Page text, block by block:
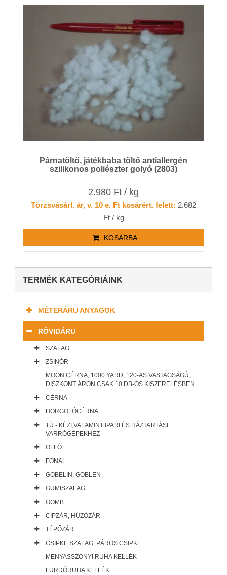
Párnatöltő, játékbaba töltő antiallergén
szilikonos poliészter golyó (2803)
2.980 Ft / kg
Törzsvásárl. ár, v. 10 e. Ft kosárért. felett: 2.682
Ft / kg
KOSÁRBA
TERMÉK KATEGÓRIÁINK
MÉTERÁRU ANYAGOK
RÖVIDÁRU
SZALAG
ZSINÓR
MOON CÉRNA, 1000 YARD, 120-AS VASTAGSÁGÚ,
DISZKONT ÁRON CSAK 10 DB-OS KISZERELÉSBEN
CÉRNA
HORGOLÓCÉRNA
TŰ - KÉZI,VALAMINT IPARI ÉS HÁZTARTÁSI
VARRÓGÉPEKHEZ
OLLÓ
FONAL
GOBELIN, GOBLEN
GUMISZALAG
GOMB
CIPZÁR, HÚZÓZÁR
TÉPŐZÁR
CSIPKE SZALAG, PÁROS CSIPKE
MENYASSZONYI RUHA KELLÉK
FÜRDŐRUHA KELLÉK